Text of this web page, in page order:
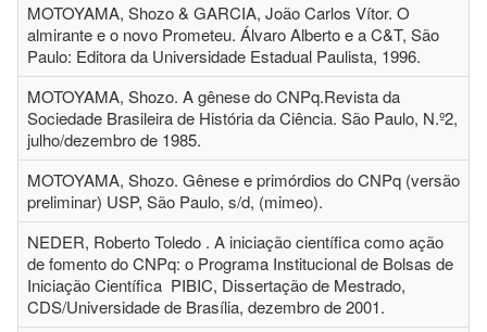
MOTOYAMA, Shozo & GARCIA, João Carlos Vítor. O
almirante e o novo Prometeu. Álvaro Alberto e a C&T, São
Paulo: Editora da Universidade Estadual Paulista, 1996.
MOTOYAMA, Shozo. A gênese do CNPq.Revista da
Sociedade Brasileira de História da Ciência. São Paulo, N.º2,
julho/dezembro de 1985.
MOTOYAMA, Shozo. Gênese e primórdios do CNPq (versão
preliminar) USP, São Paulo, s/d, (mimeo).
NEDER, Roberto Toledo . A iniciação científica como ação
de fomento do CNPq: o Programa Institucional de Bolsas de
Iniciação Científica PIBIC, Dissertação de Mestrado,
CDS/Universidade de Brasília, dezembro de 2001.